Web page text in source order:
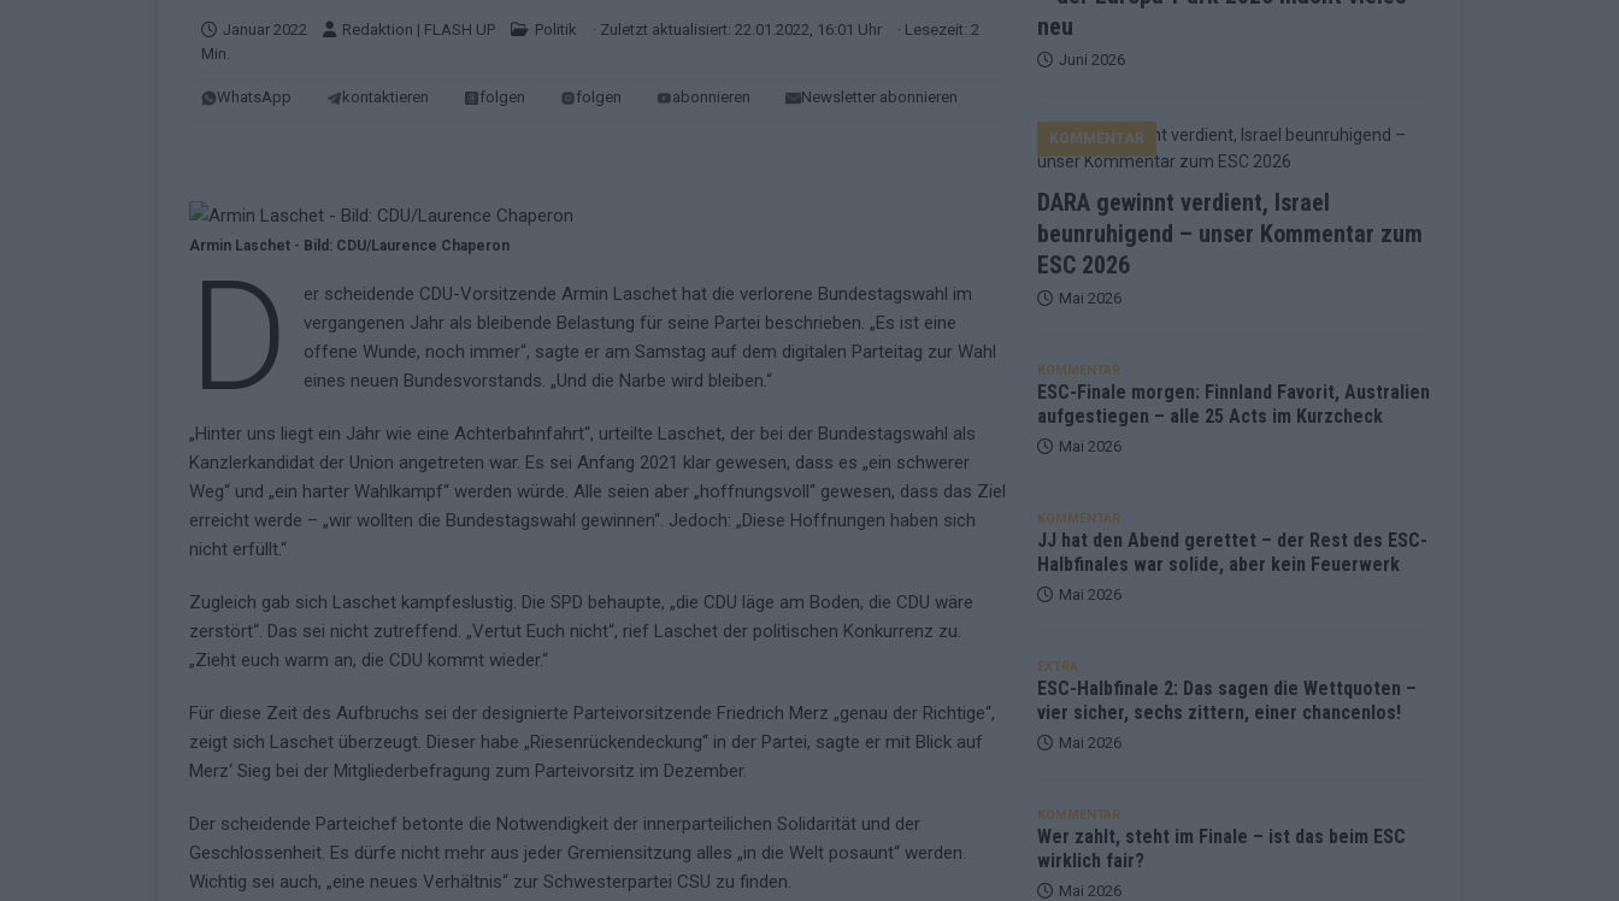
KOMMENTAR
EUROVISION
KOMMENTAR
[ Juni 2026 ] Monaco, Sallys Café, Westernbrauerei – der Europa-Park 2026 macht vieles neu EXTRA
[ Mai 2026 ] DARA gewinnt verdient, Israel beunruhigend – unser Kommentar zum ESC 2026
KOMMENTAR
Januar 2022 Redaktion | FLASH UP Politik · Zuletzt aktualisiert: 22.01.2022, 16:01 Uhr
· Lesezeit: 2
Min.
WhatsApp kontaktieren folgen folgen abonnieren Newsletter abonnieren
Armin Laschet - Bild: CDU/Laurence Chaperon
D
er scheidende CDU-Vorsitzende Armin Laschet hat die verlorene Bundestagswahl im
vergangenen Jahr als bleibende Belastung für seine Partei beschrieben. „Es ist eine
offene Wunde, noch immer“, sagte er am Samstag auf dem digitalen Parteitag zur Wahl
eines neuen Bundesvorstands. „Und die Narbe wird bleiben.“
„Hinter uns liegt ein Jahr wie eine Achterbahnfahrt“, urteilte Laschet, der bei der Bundestagswahl als
Kanzlerkandidat der Union angetreten war. Es sei Anfang 2021 klar gewesen, dass es „ein schwerer
Weg“ und „ein harter Wahlkampf“ werden würde. Alle seien aber „hoffnungsvoll“ gewesen, dass das Ziel
erreicht werde – „wir wollten die Bundestagswahl gewinnen“. Jedoch: „Diese Hoffnungen haben sich
nicht erfüllt.“
Zugleich gab sich Laschet kampfeslustig. Die SPD behaupte, „die CDU läge am Boden, die CDU wäre
zerstört“. Das sei nicht zutreffend. „Vertut Euch nicht“, rief Laschet der politischen Konkurrenz zu.
„Zieht euch warm an, die CDU kommt wieder.“
Für diese Zeit des Aufbruchs sei der designierte Parteivorsitzende Friedrich Merz „genau der Richtige“,
zeigt sich Laschet überzeugt. Dieser habe „Riesenrückendeckung“ in der Partei, sagte er mit Blick auf
Merz‘ Sieg bei der Mitgliederbefragung zum Parteivorsitz im Dezember.
Der scheidende Parteichef betonte die Notwendigkeit der innerparteilichen Solidarität und der
Geschlossenheit. Es dürfe nicht mehr aus jeder Gremiensitzung alles „in die Welt posaunt“ werden.
Wichtig sei auch, „eine neues Verhältnis“ zur Schwesterpartei CSU zu finden.
neu
Juni 2026
DARA gewinnt verdient, Israel
beunruhigend – unser Kommentar zum
ESC 2026
KOMMENTAR
Mai 2026
KOMMENTAR
ESC-Finale morgen: Finnland Favorit, Australien
aufgestiegen – alle 25 Acts im Kurzcheck
Mai 2026
KOMMENTAR
JJ hat den Abend gerettet – der Rest des ESC-
Halbfinales war solide, aber kein Feuerwerk
Mai 2026
EXTRA
ESC-Halbfinale 2: Das sagen die Wettquoten –
vier sicher, sechs zittern, einer chancenlos!
Mai 2026
KOMMENTAR
Wer zahlt, steht im Finale – ist das beim ESC
wirklich fair?
Mai 2026